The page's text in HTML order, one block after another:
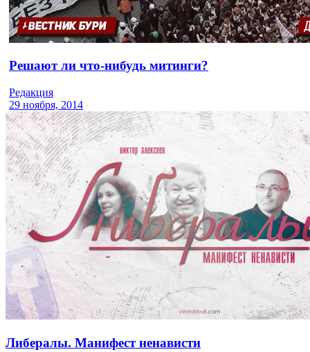
Решают ли что-нибудь митинги?
Редакция
29 ноября, 2014
Либералы. Манифест ненависти